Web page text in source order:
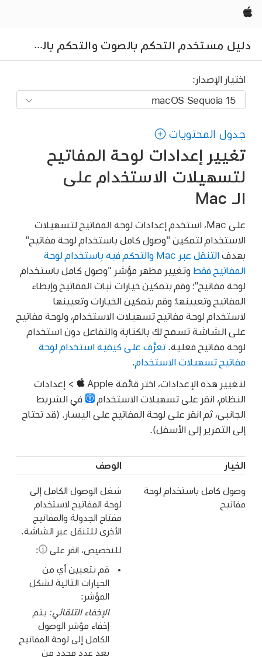
Apple‏
دلي
ل مستخدم التحكم بالصوت والتحكم بالتبديل ولوحة مفاتيح تسهيلات الاستخدام
اختيار الإصدار:
جدول المحتويات
تغيير إعدادات لوحة المفاتيح
لتسهيلات الاستخدام على
الـ Mac
على Mac، استخدم إعدادات لوحة المفاتيح لتسهيلات
الاستخدام لتمكين "وصول كامل باستخدام لوحة مفاتيح"
بهدف
التنقل عبر Mac والتحكم فيه باستخدام لوحة
المفاتيح فقط وتغيير مظهر مؤشر "وصول كامل باستخدام
لوحة مفاتيح"؛ وقم بتمكين خيارات ثبات المفاتيح وإبطاء
المفاتيح وتعيينها؛ وقم بتمكين الخيارات وتعيينها
لاستخدام لوحة مفاتيح تسهيلات الاستخدام، ولوحة مفاتيح
على الشاشة تسمح لك بالكتابة والتفاعل دون استخدام
لوحة مفاتيح فعلية. تعرَّف على كيفية استخدام لوحة
مفاتيح تسهيلات الاستخدام
لتغيير هذه الإعدادات، اختر قائمة Apple
> إعدادات
النظام، انقر على تسهيلات الاستخدام
في الشريط
الجانبي، ثم انقر على لوحة المفاتيح على اليسار. (قد تحتاج
إلى التمرير إلى الأسفل).
الخيار الوصف
وصول كامل باستخدام لوحة
مفاتيح
شغل الوصول الكامل إلى
لوحة المفاتيح لاستخدام
مفتاح الجدولة والمفاتيح
الأخرى للتنقل عبر الشاشة.
للتخصيص، انقر على :
قم بتعيين أي من
الخيارات التالية لشكل
المؤشر:
الإخفاء التلقائي: يتم
إخفاء مؤشر الوصول
الكامل إلى لوحة المفاتيح
بعد عدد محدد من